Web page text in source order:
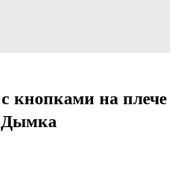
кнопками на плече
Дымка